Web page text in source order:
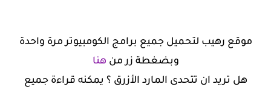
موقع رهيب لتحميل جميع برامج الكومبيوتر مرة واحدة
وبضغطة زر من هنا
هل تريد ان تتحدى المارد الأزرق ؟ يمكنه قراءة جميع